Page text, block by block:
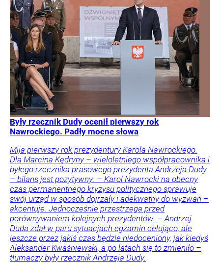
Były rzecznik Dudy ocenił pierwszy rok
Nawrockiego. Padły mocne słowa
Mija pierwszy rok prezydentury Karola Nawrockiego.
Dla Marcina Kędryny – wieloletniego współpracownika i
byłego rzecznika prasowego prezydenta Andrzeja Dudy
– bilans jest pozytywny: – Karol Nawrocki na obecny
czas permanentnego kryzysu politycznego sprawuje
swój urząd w sposób dojrzały i adekwatny do wyzwań –
akcentuje. Jednocześnie przestrzega przed
porównywaniem kolejnych prezydentów. – Andrzej
Duda zdał w paru sytuacjach egzamin celująco, ale
jeszcze przez jakiś czas będzie niedoceniony, jak kiedyś
Aleksander Kwaśniewski, a po latach się to zmieniło –
tłumaczy były rzecznik Andrzeja Dudy.